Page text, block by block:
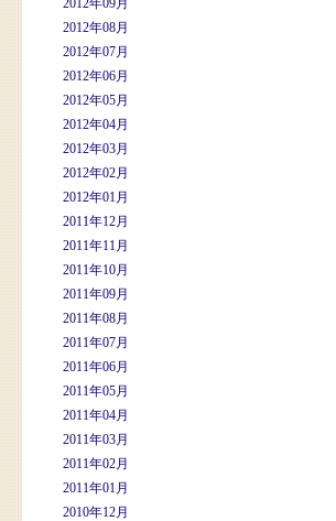
2012年09月
2012年08月
2012年07月
2012年06月
2012年05月
2012年04月
2012年03月
2012年02月
2012年01月
2011年12月
2011年11月
2011年10月
2011年09月
2011年08月
2011年07月
2011年06月
2011年05月
2011年04月
2011年03月
2011年02月
2011年01月
2010年12月